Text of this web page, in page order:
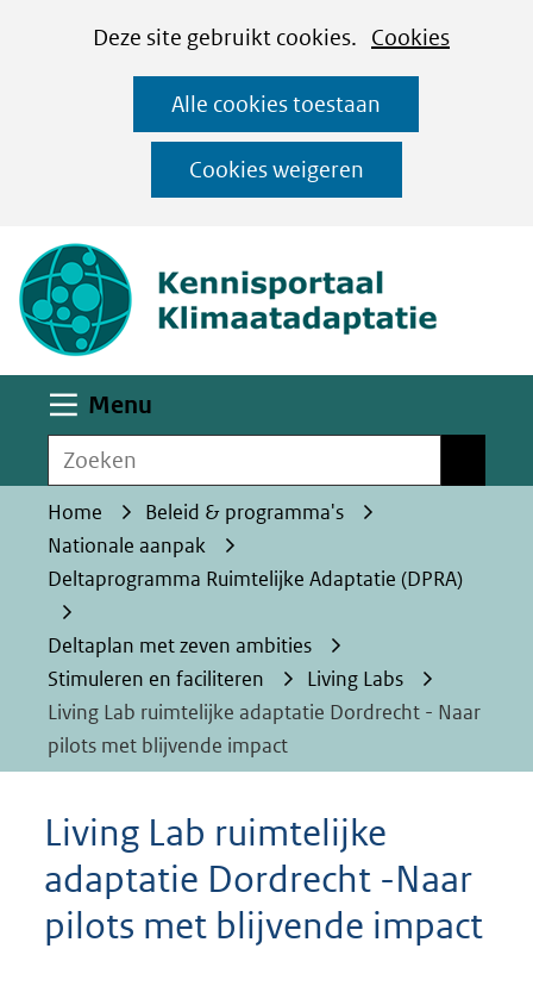
CookiesDeze site gebruikt cookies. Cookies
op
deze
website
worden
toegestaan
geweigerd.
Alle cookies toestaan
Cookies weigeren
Ga
naar
de
inhoud
Menu
Zoeken
Home
Beleid & programma's
Nationale aanpak
Deltaprogramma Ruimtelijke Adaptatie (DPRA)
Deltaplan met zeven ambities
Stimuleren en faciliteren
Living Labs
Living Lab ruimtelijke adaptatie Dordrecht - Naar
pilots met blijvende impact
Living Lab ruimtelijke
adaptatie Dordrecht -Naar
pilots met blijvende impact